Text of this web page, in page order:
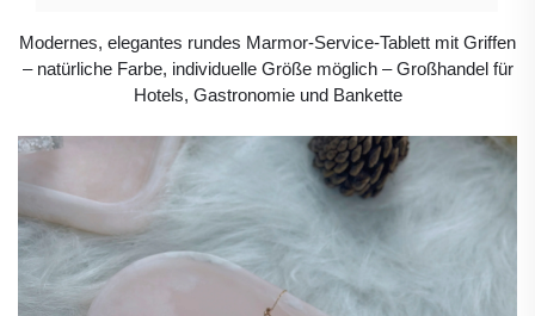
Modernes, elegantes rundes Marmor-Service-Tablett mit Griffen
– natürliche Farbe, individuelle Größe möglich – Großhandel für
Hotels, Gastronomie und Bankette